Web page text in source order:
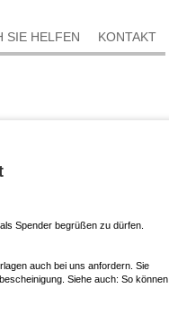
SIE HELFEN KONTAKT
Spender begrüßen zu dürfen.
auch bei uns anfordern. Sie
Siehe auch: So können